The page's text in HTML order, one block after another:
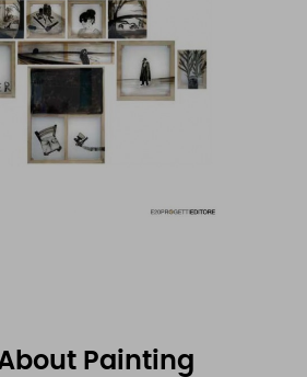
About Painting